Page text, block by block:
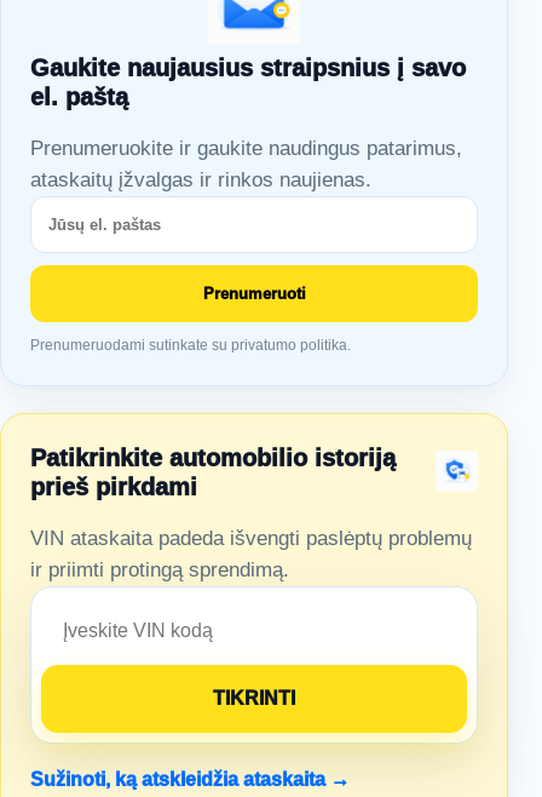
Gaukite naujausius straipsnius į savo
el. paštą
Prenumeruokite ir gaukite naudingus patarimus,
ataskaitų įžvalgas ir rinkos naujienas.
Prenumeruoti
Prenumeruodami sutinkate su privatumo politika.
Patikrinkite automobilio istoriją
prieš pirkdami
VIN ataskaita padeda išvengti paslėptų problemų
ir priimti protingą sprendimą.
Sužinoti, ką atskleidžia ataskaita →